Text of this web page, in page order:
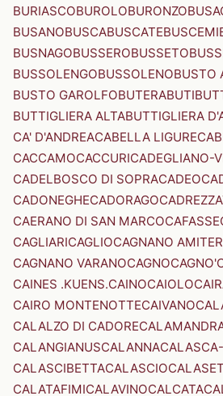
BURIASCOBUROLOBURONZO
BUSANOBUSCABUSCATEBUSCEMI
BUSNAGOBUSSEROBUSSETO
BUSSOLENGOBUSSOLENOBUSTO
BUSTO GAROLFOBUTERABUTI
BUTTIGLIERA ALTABUTTIGLIERA
CA' D'ANDREACABELLA LIGURE
CACCAMOCACCURICADEGLIANO-
CADELBOSCO DI SOPRACADEO
CADONEGHECADORAGO
CAERANO DI SAN MARCOCAFASSE
CAGLIARICAGLIOCAGNANO
CAGNANO VARANOCAGNOCAGNO'
CAINES .KUENS.CAINOCAIOLO
CAIRO MONTENOTTECAIVANO
CALALZO DI CADORE
CALANGIANUSCALANNA
CALASCIBETTACALASCIO
CALATAFIMICALAVINOCALCATA